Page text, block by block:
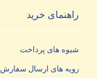
راهنمای خرید
شیوه های پرداخت
رویه های ارسال سفارش